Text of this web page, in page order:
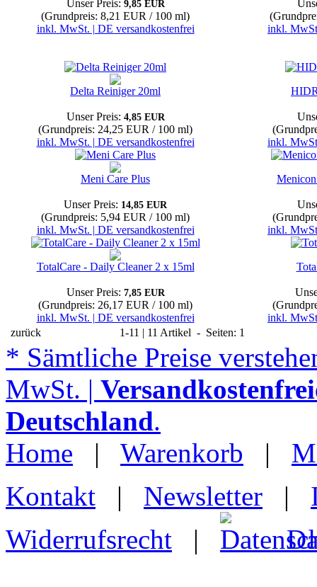
Unser Preis: 9,85 EUR
(Grundpreis: 8,21 EUR / 100 ml)
inkl. MwSt. | DE versandkostenfrei
inkl.
Delta Reiniger 20ml
Unser Preis: 4,85 EUR
(Grundpreis: 24,25 EUR / 100 ml)
inkl. MwSt. | DE versandkostenfrei
inkl.
Meni Care Plus
Unser Preis: 14,85 EUR
(Grundpreis: 5,94 EUR / 100 ml)
inkl. MwSt. | DE versandkostenfrei
inkl.
TotalCare - Daily Cleaner 2 x 15ml
Unser Preis: 7,85 EUR
(Grundpreis: 26,17 EUR / 100 ml)
inkl. MwSt. | DE versandkostenfrei
inkl.
zurück
1-11 | 11 Artikel - Seiten: 1
* Sämtliche Preise
MwSt. |
Deutschland.
Home | Warenkorb |
Kontakt | Newsletter |
Widerrufsrecht |